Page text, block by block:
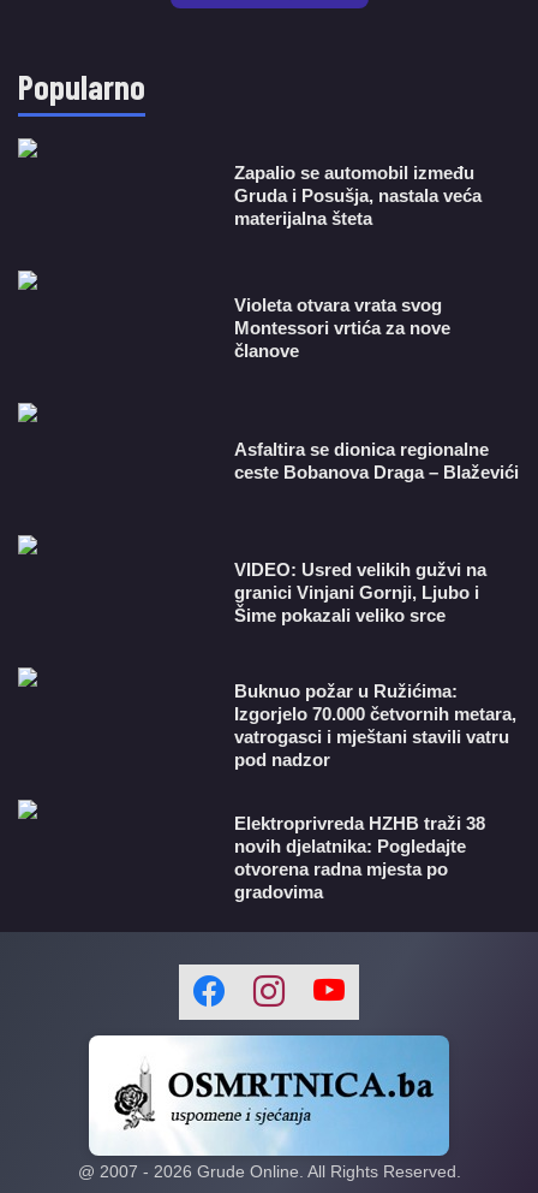
Popularno
Zapalio se automobil između
Gruda i Posušja, nastala veća
materijalna šteta
Violeta otvara vrata svog
Montessori vrtića za nove
članove
Asfaltira se dionica regionalne
ceste Bobanova Draga – Blaževići
VIDEO: Usred velikih gužvi na
granici Vinjani Gornji, Ljubo i
Šime pokazali veliko srce
Buknuo požar u Ružićima:
Izgorjelo 70.000 četvornih metara,
vatrogasci i mještani stavili vatru
pod nadzor
​Elektroprivreda HZHB traži 38
novih djelatnika: Pogledajte
otvorena radna mjesta po
gradovima
@ 2007 - 2026 Grude Online. All Rights Reserved.